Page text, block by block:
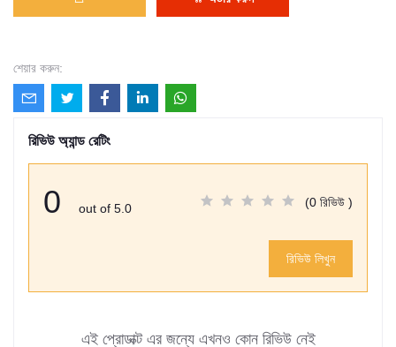
শেয়ার করুন:
রিভিউ অ্যান্ড রেটিং
0 out of 5.0 (0 রিভিউ )
রিভিউ লিখুন
এই প্রোডাক্ট এর জন্যে এখনও কোন রিভিউ নেই